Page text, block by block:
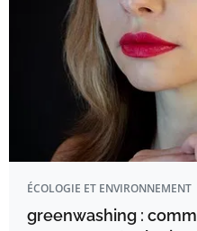
ÉCOLOGIE ET ENVIRONNEMENT
greenwashing :